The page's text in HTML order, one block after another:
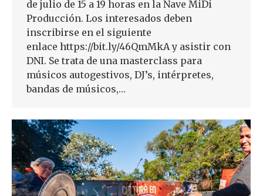
de julio de 15 a 19 horas en la Nave MiDi
Producción. Los interesados deben
inscribirse en el siguiente
enlace https://bit.ly/46QmMkA y asistir con
DNI. Se trata de una masterclass para
músicos autogestivos, DJ’s, intérpretes,
bandas de músicos,…